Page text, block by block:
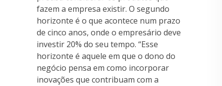
fazem a empresa existir. O segundo
horizonte é o que acontece num prazo
de cinco anos, onde o empresário deve
investir 20% do seu tempo. “Esse
horizonte é aquele em que o dono do
negócio pensa em como incorporar
inovações que contribuam com a